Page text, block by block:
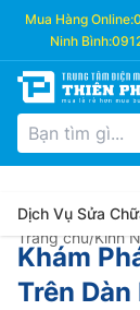
Mua Hàng Online:
Ninh Bình:
Dịch Vụ Sửa
Trang chủ/Kinh
Khám
Trên